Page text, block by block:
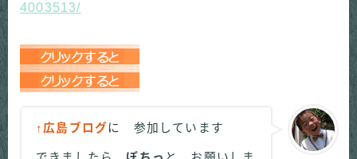
4003513/
↑広島ブログに 参加しています